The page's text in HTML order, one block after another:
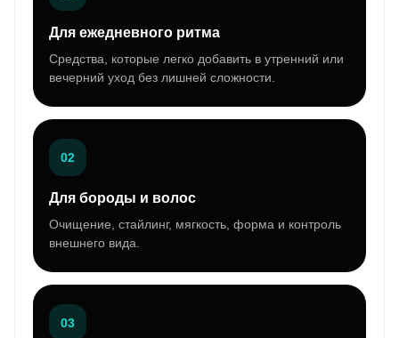
Для ежедневного ритма
Средства, которые легко добавить в утренний или
вечерний уход без лишней сложности.
02
Для бороды и волос
Очищение, стайлинг, мягкость, форма и контроль
внешнего вида.
03